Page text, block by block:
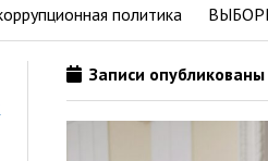
политика
Записи